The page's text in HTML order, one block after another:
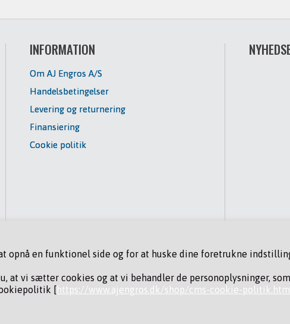
opnå en funktionel side og for at huske dine foretrukne
at vi sætter cookies og at vi behandler de personoplysninger,
[https://www.ajengros.dk/shop/cms-cookie-politik.html
INFORMATION
Om AJ Engros A/S
Handelsbetingelser
Levering og returnering
Finansiering
Cookie politik